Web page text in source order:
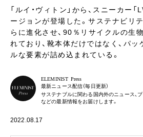
「ルイ・ヴィトン」から、スニーカー
ージョンが登場した。サステナビリ
らに進化させ、90％リサイクルの生
れており、靴本体だけではなく、パ
ルな要素が詰め込まれている。
ELEMINIST Press
最新ニュース配信（毎日更新）
サステナブルに関わる国内外のニュース、
などの最新情報をお届けします。
2022.08.17